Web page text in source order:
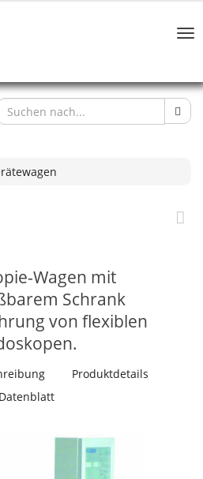
Wagen mit
Schrank
von flexiblen
Produktdetails
Datenblatt